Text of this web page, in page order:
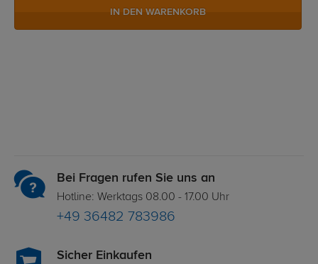
IN DEN WARENKORB
Bei Fragen rufen Sie uns an
Hotline: Werktags 08.00 - 17.00 Uhr
+49 36482 783986
Sicher Einkaufen